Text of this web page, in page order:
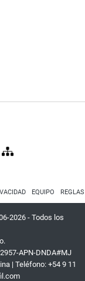
EQUIPO
2026 - Todos los
APN-DNDA#MJ
| Teléfono: +54 9 11